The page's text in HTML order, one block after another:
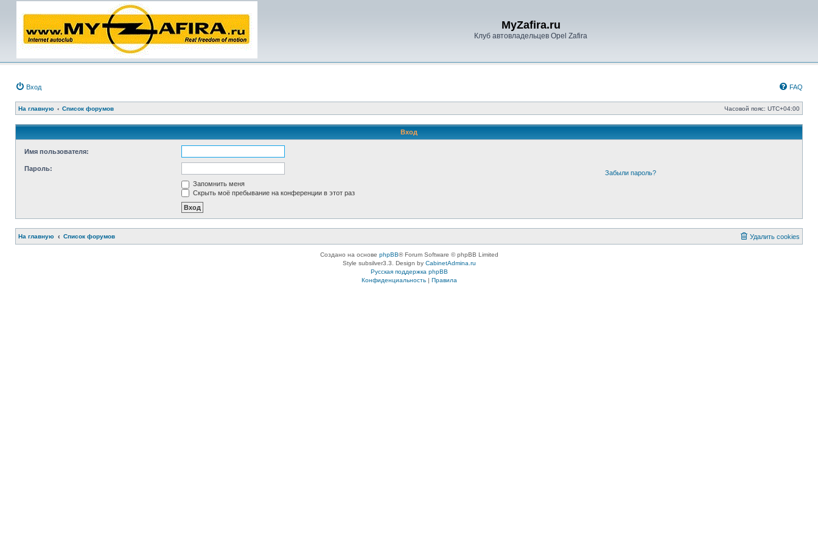
MyZafira.ru
Клуб автовладельцев Opel Zafira
Вход FAQ
На главную Список форумов Часовой пояс: UTC+04:00
Вход
Имя пользователя:
Пароль:
Забыли пароль?
Запомнить меня
Скрыть моё пребывание на конференции в этот раз
На главную Список форумов Удалить cookies
Создано на основе phpBB® Forum Software © phpBB Limited
Style subsilver3.3. Design by CabinetAdmina.ru
Русская поддержка phpBB
Конфиденциальность| Правила